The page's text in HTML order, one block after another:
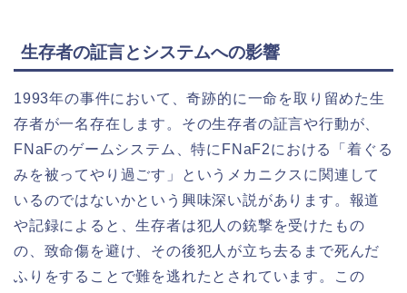
生存者の証言とシステムへの影響
1993年の事件において、奇跡的に一命を取り留めた生
存者が一名存在します。その生存者の証言や行動が、
FNaFのゲームシステム、特にFNaF2における「着ぐる
みを被ってやり過ごす」というメカニクスに関連して
いるのではないかという興味深い説があります。報道
や記録によると、生存者は犯人の銃撃を受けたもの
の、致命傷を避け、その後犯人が立ち去るまで死んだ
ふりをすることで難を逃れたとされています。この